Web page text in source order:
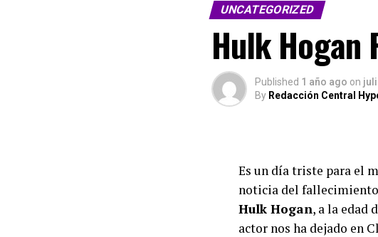
UNCATEGORIZED
Hulk Hogan
Published 1 año ago on
By Redacción Central
Es un día triste para el
noticia del
Hulk Hogan, a la edad
actor nos ha dejado en